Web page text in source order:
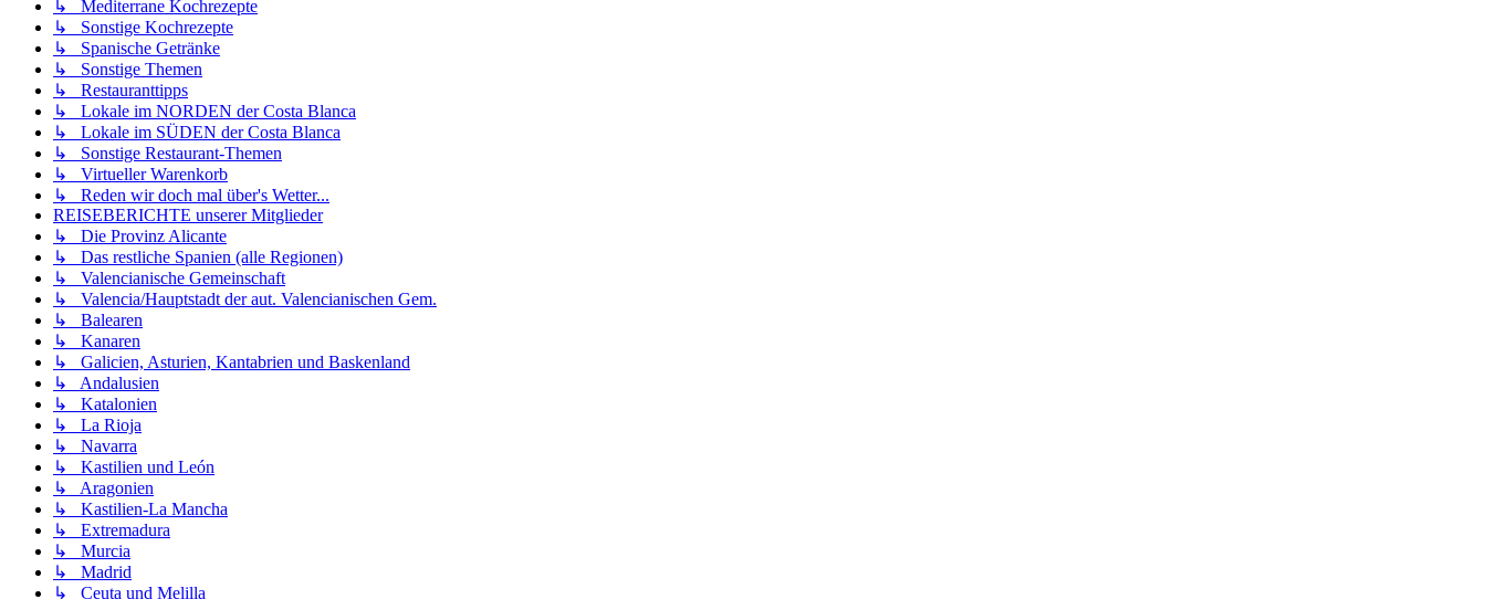
↳ Mediterrane Kochrezepte
↳ Sonstige Kochrezepte
↳ Spanische Getränke
↳ Sonstige Themen
↳ Restauranttipps
↳ Lokale im NORDEN der Costa Blanca
↳ Lokale im SÜDEN der Costa Blanca
↳ Sonstige Restaurant-Themen
↳ Virtueller Warenkorb
↳ Reden wir doch mal über's Wetter...
REISEBERICHTE unserer Mitglieder
↳ Die Provinz Alicante
↳ Das restliche Spanien (alle Regionen)
↳ Valencianische Gemeinschaft
↳ Valencia/Hauptstadt der aut. Valencianischen Gem.
↳ Balearen
↳ Kanaren
↳ Galicien, Asturien, Kantabrien und Baskenland
↳ Andalusien
↳ Katalonien
↳ La Rioja
↳ Navarra
↳ Kastilien und León
↳ Aragonien
↳ Kastilien-La Mancha
↳ Extremadura
↳ Murcia
↳ Madrid
↳ Ceuta und Melilla